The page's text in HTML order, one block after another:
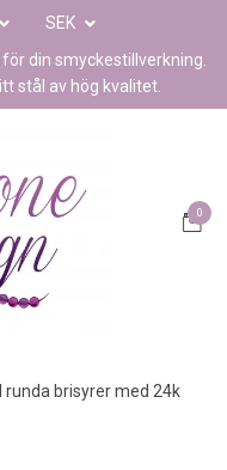
SEK
din smyckestillverkning.
stål av hög kvalitet.
0
brisyrer med 24k